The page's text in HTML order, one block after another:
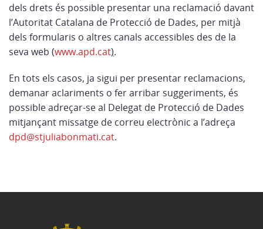
dels drets és possible presentar una reclamació davant
l’Autoritat Catalana de Protecció de Dades, per mitjà
dels formularis o altres canals accessibles des de la
seva web (www.apd.cat).
En tots els casos, ja sigui per presentar reclamacions,
demanar aclariments o fer arribar suggeriments, és
possible adreçar-se al Delegat de Protecció de Dades
mitjançant missatge de correu electrònic a l’adreça
dpd@stjuliabonmati.cat.